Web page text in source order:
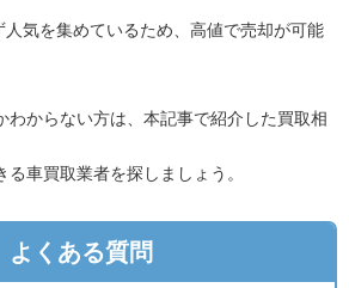
気を集めているため、高値で売却が可能
わからない方は、本記事で紹介した買取相
車買取業者を探しましょう。
よくある質問